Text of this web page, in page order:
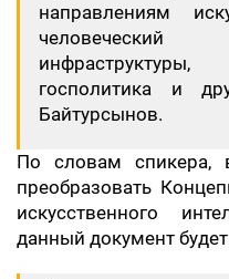
направлениям
человеческий
госполитика и
Байтурсынов.
По словам спикера,
преобразовать
искусственного
данный документ